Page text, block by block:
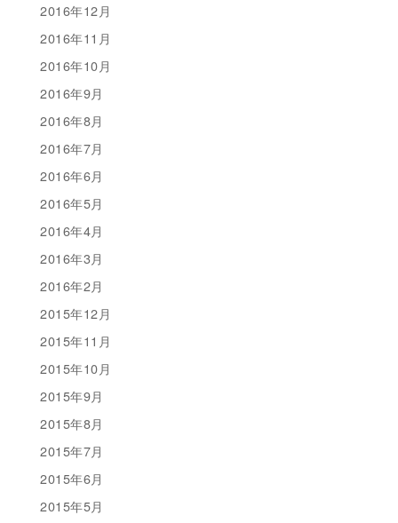
2016年12月
2016年11月
2016年10月
2016年9月
2016年8月
2016年7月
2016年6月
2016年5月
2016年4月
2016年3月
2016年2月
2015年12月
2015年11月
2015年10月
2015年9月
2015年8月
2015年7月
2015年6月
2015年5月